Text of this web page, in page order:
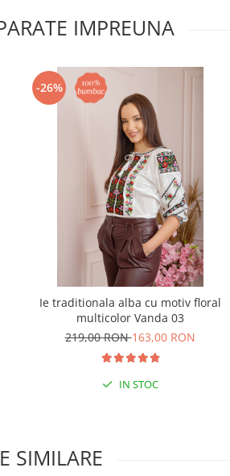
IMPREUNA
-26%
Ie traditionala alba cu motiv floral
multicolor Vanda 03
219,00 RON163,00 RON
IN STOC
SIMILARE